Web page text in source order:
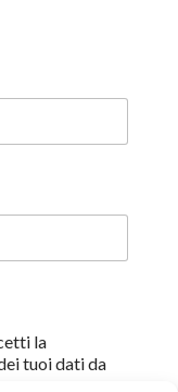
la
tuoi dati da